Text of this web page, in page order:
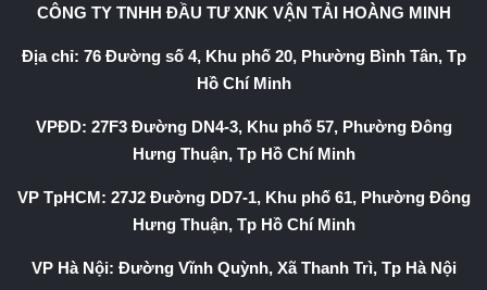
CÔNG TY TNHH ĐẦU TƯ XNK VẬN TẢI HOÀNG MINH
Địa chỉ: 76 Đường số 4, Khu phố 20, Phường Bình Tân, Tp
Hồ Chí Minh
VPĐD: 27F3 Đường DN4-3, Khu phố 57, Phường Đông
Hưng Thuận, Tp Hồ Chí Minh
VP TpHCM: 27J2 Đường DD7-1, Khu phố 61, Phường Đông
Hưng Thuận, Tp Hồ Chí Minh
VP Hà Nội: Đường Vĩnh Quỳnh, Xã Thanh Trì, Tp Hà Nội